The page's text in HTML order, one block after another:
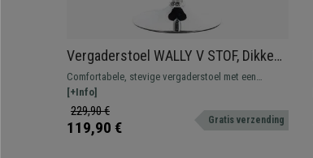
Vergaderstoel WALLY V STOF, Dikke
Vulling, Metalen Onderstel, in de
Kleur Beige
Comfortabele, stevige vergaderstoel met een
modern ontwerp. Zeer veelzijdig en geschikt voor
zowel thuis als op kantoor.
[+Info]
229,90 €
119,90 € Gratis verzending